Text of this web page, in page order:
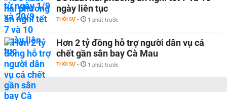
ngày liên tục
THỜI SỰ - 1 phút trước
Hơn 2 tỷ đồng hỗ trợ người dân vụ cá
chết gần sân bay Cà Mau
THỜI SỰ - 1 phút trước